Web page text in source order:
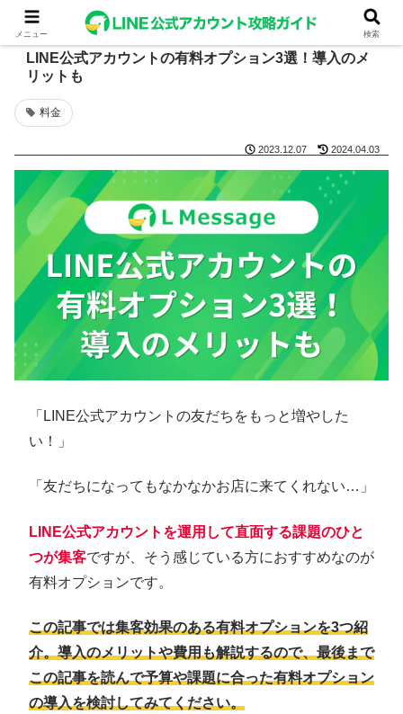
LINE公式アカウントの有料オプション3選！導入のメ
リットも
料金
2023.12.07 2024.04.03
「LINE公式アカウントの友だちをもっと増やした
い！」
「友だちになってもなかなかお店に来てくれない…」
LINE公式アカウントを運用して直面する課題のひと
つが集客ですが、そう感じている方におすすめなのが
有料オプションです。
この記事では集客効果のある有料オプションを3つ紹
介。導入のメリットや費用も解説するので、最後まで
この記事を読んで予算や課題に合った有料オプション
の導入を検討してみてください。
メニュー 検索